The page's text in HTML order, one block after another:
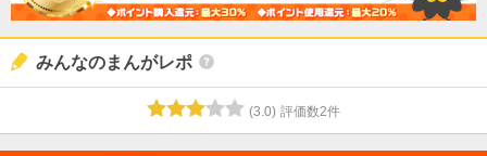
みんなのまんがレポ
(3.0) 評価数2件